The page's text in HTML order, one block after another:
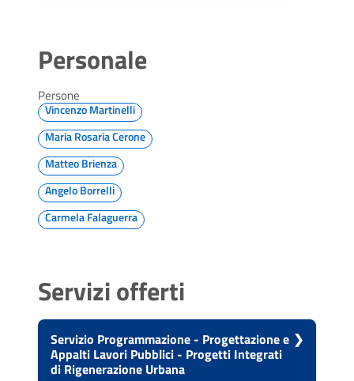
Personale
Persone
Vincenzo Martinelli
Maria Rosaria Cerone
Matteo Brienza
Angelo Borrelli
Carmela Falaguerra
Servizi offerti
Servizio Programmazione - Progettazione e
Appalti Lavori Pubblici - Progetti Integrati
di Rigenerazione Urbana